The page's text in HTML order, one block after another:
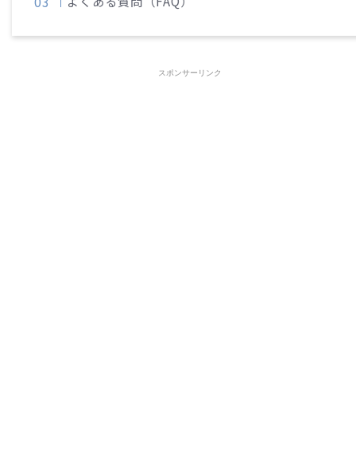
スポンサーリンク